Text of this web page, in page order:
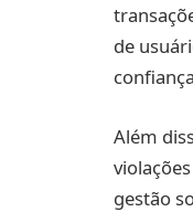
de
Além
gestão